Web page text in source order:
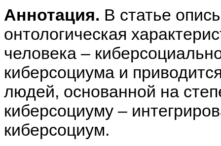
Аннотация. В статье
онтологическая
человека –
киберсоциума и
людей, основанной на
киберсоциуму –
киберсоциум.